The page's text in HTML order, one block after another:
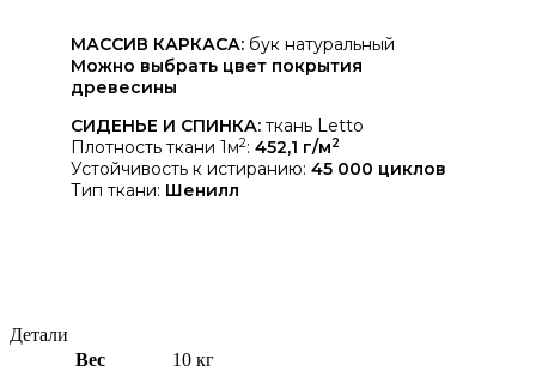
МАССИВ КАРКАСА: бук натуральный
Можно выбрать цвет покрытия
древесины
СИДЕНЬЕ И СПИНКА: ткань Letto
Плотность ткани 1м2: 452,1 г/м2
Устойчивость к истиранию: 45 000 циклов
Тип ткани: Шенилл
Детали
Вес
10 кг